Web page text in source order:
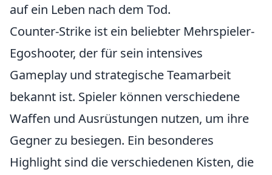
auf ein Leben nach dem Tod.
Counter-Strike ist ein beliebter Mehrspieler-
Egoshooter, der für sein intensives
Gameplay und strategische Teamarbeit
bekannt ist. Spieler können verschiedene
Waffen und Ausrüstungen nutzen, um ihre
Gegner zu besiegen. Ein besonderes
Highlight sind die verschiedenen Kisten, die